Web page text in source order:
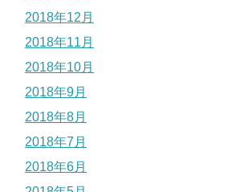
2018年12月
2018年11月
2018年10月
2018年9月
2018年8月
2018年7月
2018年6月